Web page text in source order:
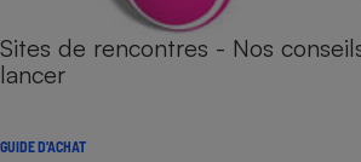
Sites de rencontres - Nos
lancer
GUIDE D'ACHAT